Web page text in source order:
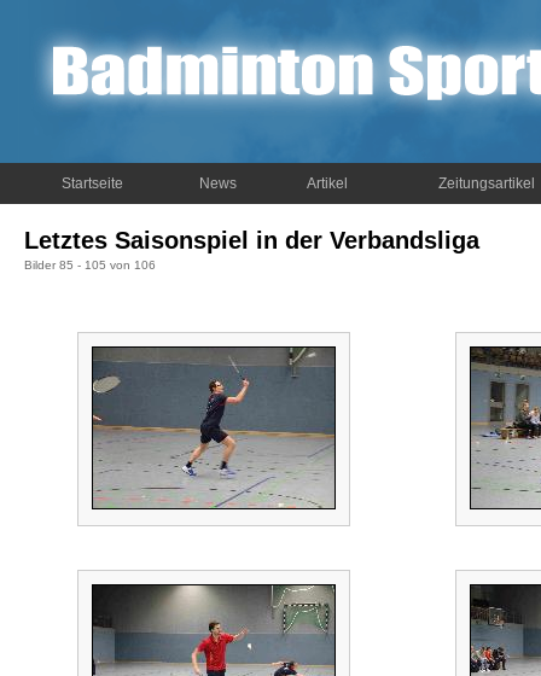
Startseite News Artikel Zeitungsartikel
Letztes Saisonspiel in der Verbandsliga
Bilder 85 - 105 von 106